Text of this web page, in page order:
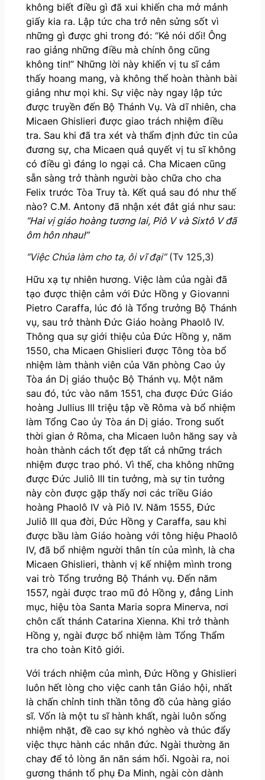
không biết điều gì đã xui khiến cha mở mảnh
giấy kia ra. Lập tức cha trở nên sửng sốt vì
những gì được ghi trong đó: “Kẻ nói dối! Ông
rao giảng những điều mà chính ông cũng
không tin!” Những lời này khiến vị tu sĩ cảm
thấy hoang mang, và không thể hoàn thành bài
giảng như mọi khi. Sự việc này ngay lập tức
được truyền đến Bộ Thánh Vụ. Và dĩ nhiên, cha
Micaen Ghislieri được giao trách nhiệm điều
tra. Sau khi đã tra xét và thẩm định đức tin của
đương sự, cha Micaen quả quyết vị tu sĩ không
có điều gì đáng lo ngại cả. Cha Micaen cũng
sẵn sàng trở thành người bào chữa cho cha
Felix trước Tòa Truy tà. Kết quả sau đó như thế
nào? C.M. Antony đã nhận xét đắt giá như sau:
“Hai vị giáo hoàng tương lai, Piô V và Sixtô V đã
ôm hôn nhau!”
“Việc Chúa làm cho ta, ôi vĩ đại”(Tv 125,3)
Hữu xạ tự nhiên hương. Việc làm của ngài đã
tạo được thiện cảm với Đức Hồng y Giovanni
Pietro Caraffa, lúc đó là Tổng trưởng Bộ Thánh
vụ, sau trở thành Đức Giáo hoàng Phaolô IV.
Thông qua sự giới thiệu của Đức Hồng y, năm
1550, cha Micaen Ghislieri được Tông tòa bổ
nhiệm làm thành viên của Văn phòng Cao ủy
Tòa án Dị giáo thuộc Bộ Thánh vụ. Một năm
sau đó, tức vào năm 1551, cha được Đức Giáo
hoàng Jullius III triệu tập về Rôma và bổ nhiệm
làm Tổng Cao ủy Tòa án Dị giáo. Trong suốt
thời gian ở Rôma, cha Micaen luôn hăng say và
hoàn thành cách tốt đẹp tất cả những trách
nhiệm được trao phó. Vì thế, cha không những
được Đức Juliô III tin tưởng, mà sự tin tưởng
này còn được gặp thấy nơi các triều Giáo
hoàng Phaolô IV và Piô IV. Năm 1555, Đức
Juliô III qua đời, Đức Hồng y Caraffa, sau khi
được bầu làm Giáo hoàng với tông hiệu Phaolô
IV, đã bổ nhiệm người thân tín của mình, là cha
Micaen Ghislieri, thành vị kế nhiệm mình trong
vai trò Tổng trưởng Bộ Thánh vụ. Đến năm
1557, ngài được trao mũ đỏ Hồng y, đẳng Linh
mục, hiệu tòa Santa Maria sopra Minerva, nơi
chôn cất thánh Catarina Xienna. Khi trở thành
Hồng y, ngài được bổ nhiệm làm Tổng Thẩm
tra cho toàn Kitô giới.
Với trách nhiệm của mình, Đức Hồng y Ghislieri
luôn hết lòng cho việc canh tân Giáo hội, nhất
là chấn chỉnh tinh thần tông đồ của hàng giáo
sĩ. Vốn là một tu sĩ hành khất, ngài luôn sống
nhiệm nhặt, đề cao sự khó nghèo và thúc đẩy
việc thực hành các nhân đức. Ngài thường ăn
chay để tỏ lòng ăn năn sám hối. Ngoài ra, noi
gương thánh tổ phụ Đa Minh, ngài còn dành